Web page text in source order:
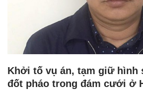
Khởi tố vụ án, tạm giữ hình
đốt pháo trong đám cưới ở